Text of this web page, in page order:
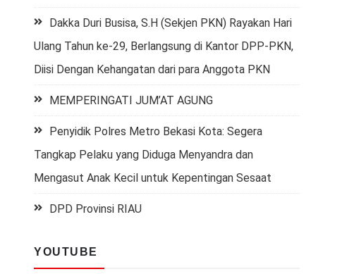
Dakka Duri Busisa, S.H (Sekjen PKN) Rayakan Hari
Ulang Tahun ke-29, Berlangsung di Kantor DPP-PKN,
Diisi Dengan Kehangatan dari para Anggota PKN
MEMPERINGATI JUM’AT AGUNG
Penyidik Polres Metro Bekasi Kota: Segera
Tangkap Pelaku yang Diduga Menyandra dan
Mengasut Anak Kecil untuk Kepentingan Sesaat
DPD Provinsi RIAU
YOUTUBE